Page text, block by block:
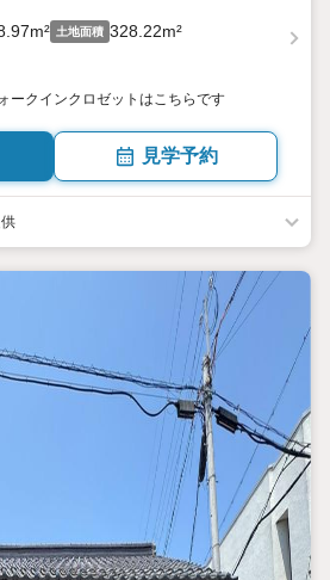
土地面積 328.22m²
ークインクロゼットはこちらです
見学予約